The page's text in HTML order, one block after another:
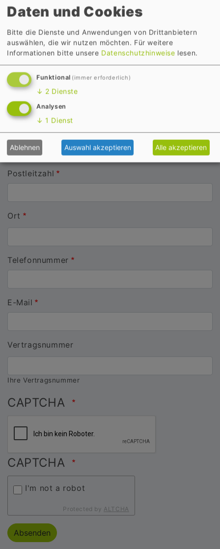
Name
Straße
Straße
Postleitzahl
Ort
Telefonnummer
E-Mail
Vertragsnummer
Ihre Vertragsnummer
CAPTCHA
CAPTCHA
I'm not a robot
Protected by ALTCHA
Absenden
Daten und Cookies
Bitte die Dienste und Anwendungen von Drittanbietern
auswählen, die wir nutzen möchten. Für weitere
Informationen bitte unsere Datenschutzhinweise lesen.
Funktional (immer erforderlich)
↓ 2 Dienste
Analysen
↓ 1 Dienst
Ablehnen Auswahl akzeptieren Alle akzeptieren